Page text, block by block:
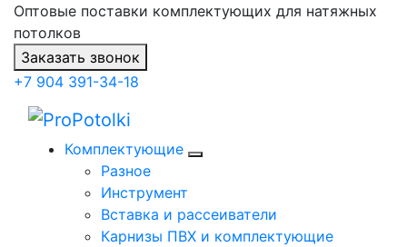
Оптовые поставки комплектующих для натяжных
потолков
Заказать звонок
+7 904 391-34-18
Комплектующие
Разное
Инструмент
Вставка и рассеиватели
Карнизы ПВХ и комплектующие